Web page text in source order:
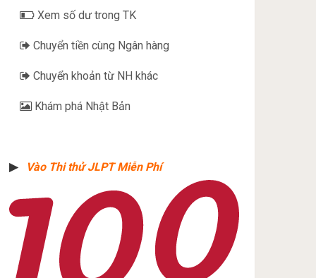
Xem số dư trong TK
Chuyển tiền cùng Ngân hàng
Chuyển khoản từ NH khác
Khám phá Nhật Bản
▶︎ Vào Thi thử JLPT Miễn Phí